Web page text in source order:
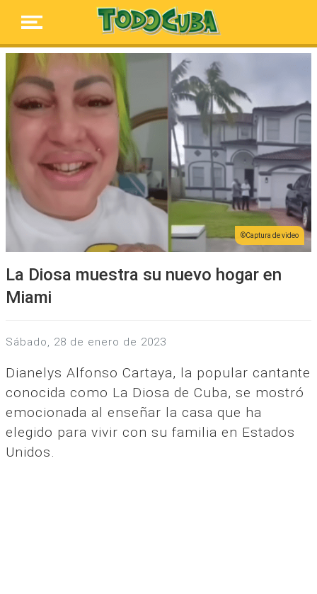
Captura de video
La Diosa muestra su nuevo hogar en
Miami
sábado, 28 de enero de 2023
Dianelys Alfonso Cartaya, la popular cantante
conocida como La Diosa de Cuba, se mostró
emocionada al enseñar la casa que ha
elegido para vivir con su familia en Estados
Unidos.